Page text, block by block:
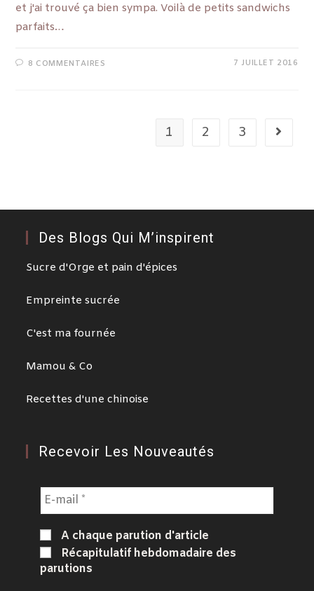
et j'ai trouvé ça bien sympa. Voilà de petits sandwichs
parfaits…
8 COMMENTAIRES 7 JUILLET 2016
1 2 3
Des Blogs Qui M’inspirent
Sucre d'Orge et pain d'épices
Empreinte sucrée
C'est ma fournée
Mamou & Co
Recettes d'une chinoise
Recevoir Les Nouveautés
A chaque parution d'article
Récapitulatif hebdomadaire des
parutions